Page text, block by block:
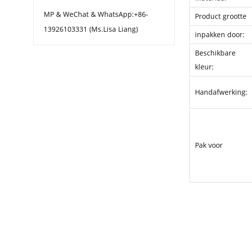
Product grootte
inpakken door:
Beschikbare
kleur:
Handafwerking:
Pak voor
MP & WeChat & WhatsApp:+86-
13926103331 (Ms.Lisa Liang)